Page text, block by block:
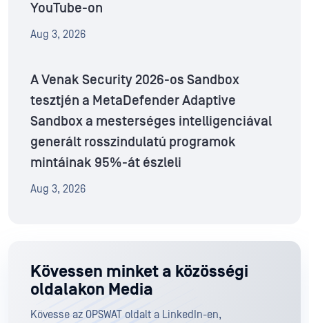
YouTube-on
Aug 3, 2026
A Venak Security 2026-os Sandbox
tesztjén a MetaDefender Adaptive
Sandbox a mesterséges intelligenciával
generált rosszindulatú programok
mintáinak 95%-át észleli
Aug 3, 2026
Kövessen minket a közösségi
oldalakon Media
Kövesse az OPSWAT oldalt a LinkedIn-en,